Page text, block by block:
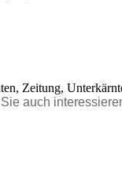
Zeitung,
auch